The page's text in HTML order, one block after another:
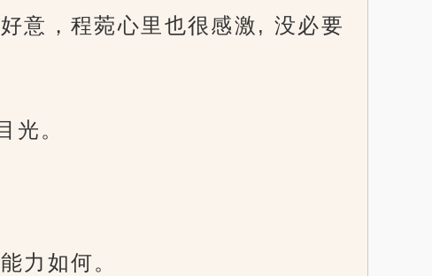
意，程菀心里也很感激, 没必要
光。
力如何。